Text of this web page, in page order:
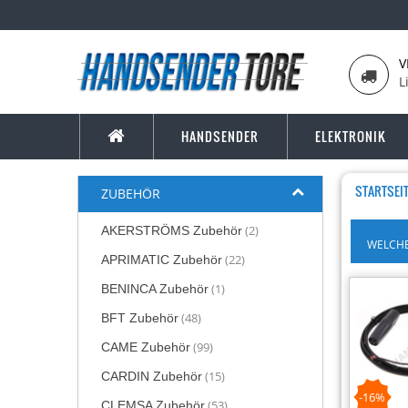
HANDSENDER ELEKTRONIK
ZUBEHÖR
AKERSTRÖMS Zubehör(2)
APRIMATIC Zubehör(22)
BENINCA Zubehör(1)
BFT Zubehör(48)
CAME Zubehör(99)
CARDIN Zubehör(15)
-16%